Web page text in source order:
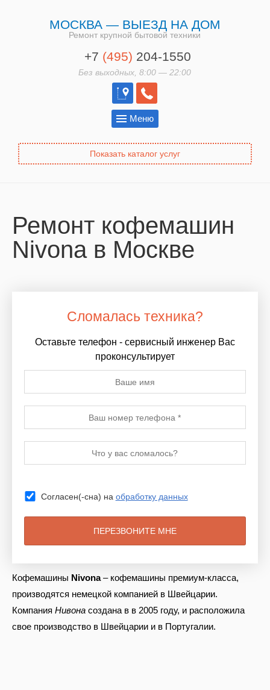
Меню
МОСКВА — ВЫЕЗД НА ДОМ
Ремонт крупной бытовой техники
+7 (495) 204-1550
Без выходных, 8:00 — 22:00
Показать каталог услуг
Ремонт кофемашин
Nivona в Москве
Кофемашины Nivona– кофемашины премиум-класса,
производятся немецкой компанией в Швейцарии.
Компания Нивона создана в в 2005 году, и расположила
свое производство в Швейцарии и в Португалии.
Сломалась техника?
Оставьте телефон - сервисный инженер Вас
проконсультирует
Согласен(-сна) на обработку данных